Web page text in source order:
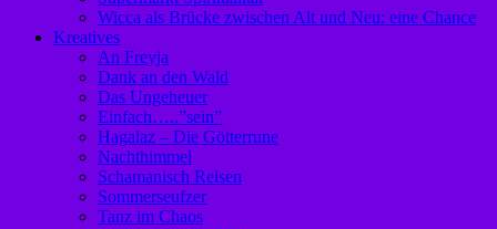
Wicca als Brücke zwischen Alt und Neu: eine Chance
Kreatives
An Freyja
Dank an den Wald
Das Ungeheuer
Einfach…..”sein”
Hagalaz – Die Götterrune
Nachthimmel
Schamanisch Reisen
Sommerseufzer
Tanz im Chaos